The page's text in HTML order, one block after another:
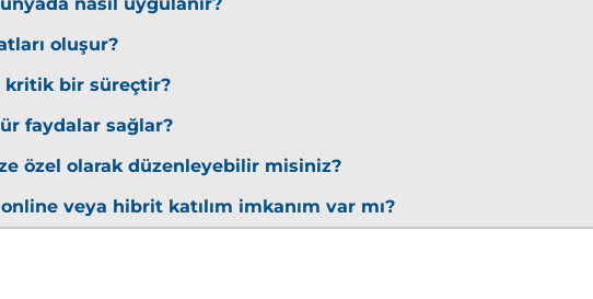
oluşur?
kritik bir süreçtir?
faydalar sağlar?
özel olarak düzenleyebilir misiniz?
veya hibrit katılım imkanım var mı?